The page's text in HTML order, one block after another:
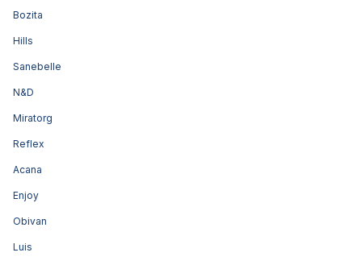
Bozita
Hills
Sanebelle
N&D
Miratorg
Reflex
Acana
Enjoy
Obivan
Luis